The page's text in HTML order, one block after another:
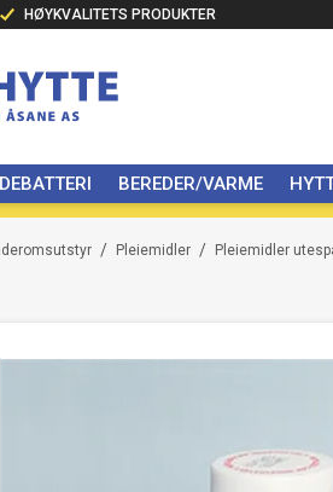
HØYKVALITETS PRODUKTER
BEREDER/VARME
/ /
Pleiemidler Pleiemidler